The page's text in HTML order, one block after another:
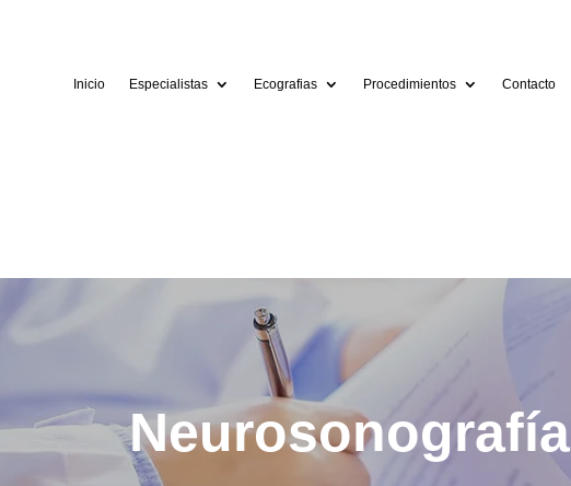
Inicio Especialistas Ecografias Procedimientos Contacto
Neurosonografía